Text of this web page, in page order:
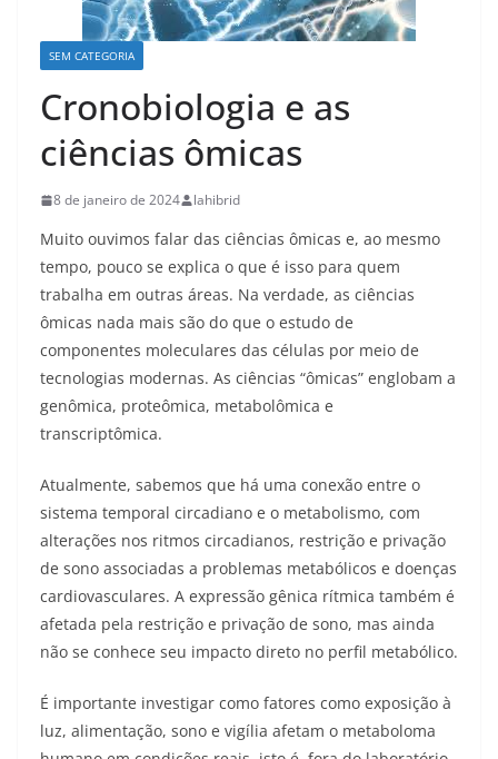
SEM CATEGORIA
Cronobiologia e as
ciências ômicas
8 de janeiro de 2024 lahibrid
Muito ouvimos falar das ciências ômicas e, ao mesmo
tempo, pouco se explica o que é isso para quem
trabalha em outras áreas. Na verdade, as ciências
ômicas nada mais são do que o estudo de
componentes moleculares das células por meio de
tecnologias modernas. As ciências “ômicas” englobam a
genômica, proteômica, metabolômica e
transcriptômica.
Atualmente, sabemos que há uma conexão entre o
sistema temporal circadiano e o metabolismo, com
alterações nos ritmos circadianos, restrição e privação
de sono associadas a problemas metabólicos e doenças
cardiovasculares. A expressão gênica rítmica também é
afetada pela restrição e privação de sono, mas ainda
não se conhece seu impacto direto no perfil metabólico.
É importante investigar como fatores como exposição à
luz, alimentação, sono e vigília afetam o metaboloma